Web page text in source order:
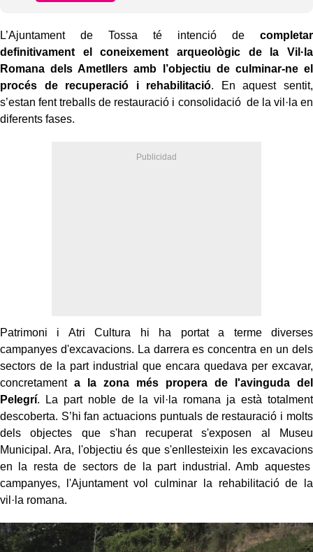
L’Ajuntament de Tossa té intenció de completar
definitivament el coneixement arqueològic de la Vil·la
Romana dels Ametllers amb l’objectiu de culminar-ne el
procés de recuperació i rehabilitació. En aquest sentit,
s’estan fent treballs de restauració i consolidació de la vil·la en
diferents fases.
Patrimoni i Atri Cultura hi ha portat a terme diverses
campanyes d'excavacions. La darrera es concentra en un dels
sectors de la part industrial que encara quedava per excavar,
concretament a la zona més propera de l'avinguda del
Pelegrí. La part noble de la vil·la romana ja està totalment
descoberta. S’hi fan actuacions puntuals de restauració i molts
dels objectes que s'han recuperat s'exposen al Museu
Municipal. Ara, l'objectiu és que s'enllesteixin les excavacions
en la resta de sectors de la part industrial. Amb aquestes
campanyes, l'Ajuntament vol culminar la rehabilitació de la
vil·la romana.